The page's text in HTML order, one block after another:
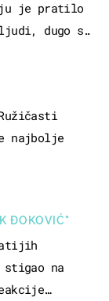
je pratilo
dugo se
najbolje
ĐOKOVIĆ"
na